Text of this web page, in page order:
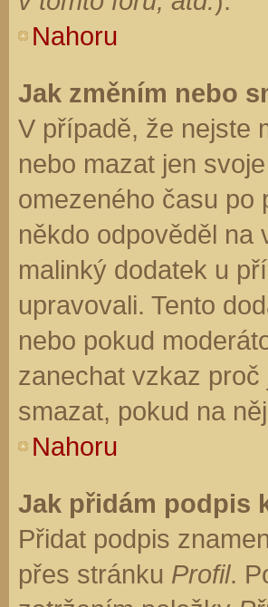
Nahoru
Jak změním nebo
V případě, že nejste
nebo mazat jen
omezeného času
někdo odpověděl
malinký dodatek u
upravovali. Tento
nebo pokud
zanechat vzkaz
smazat, pokud na
Nahoru
Jak přidám podpis
Přidat podpis
přes stránku Profil.